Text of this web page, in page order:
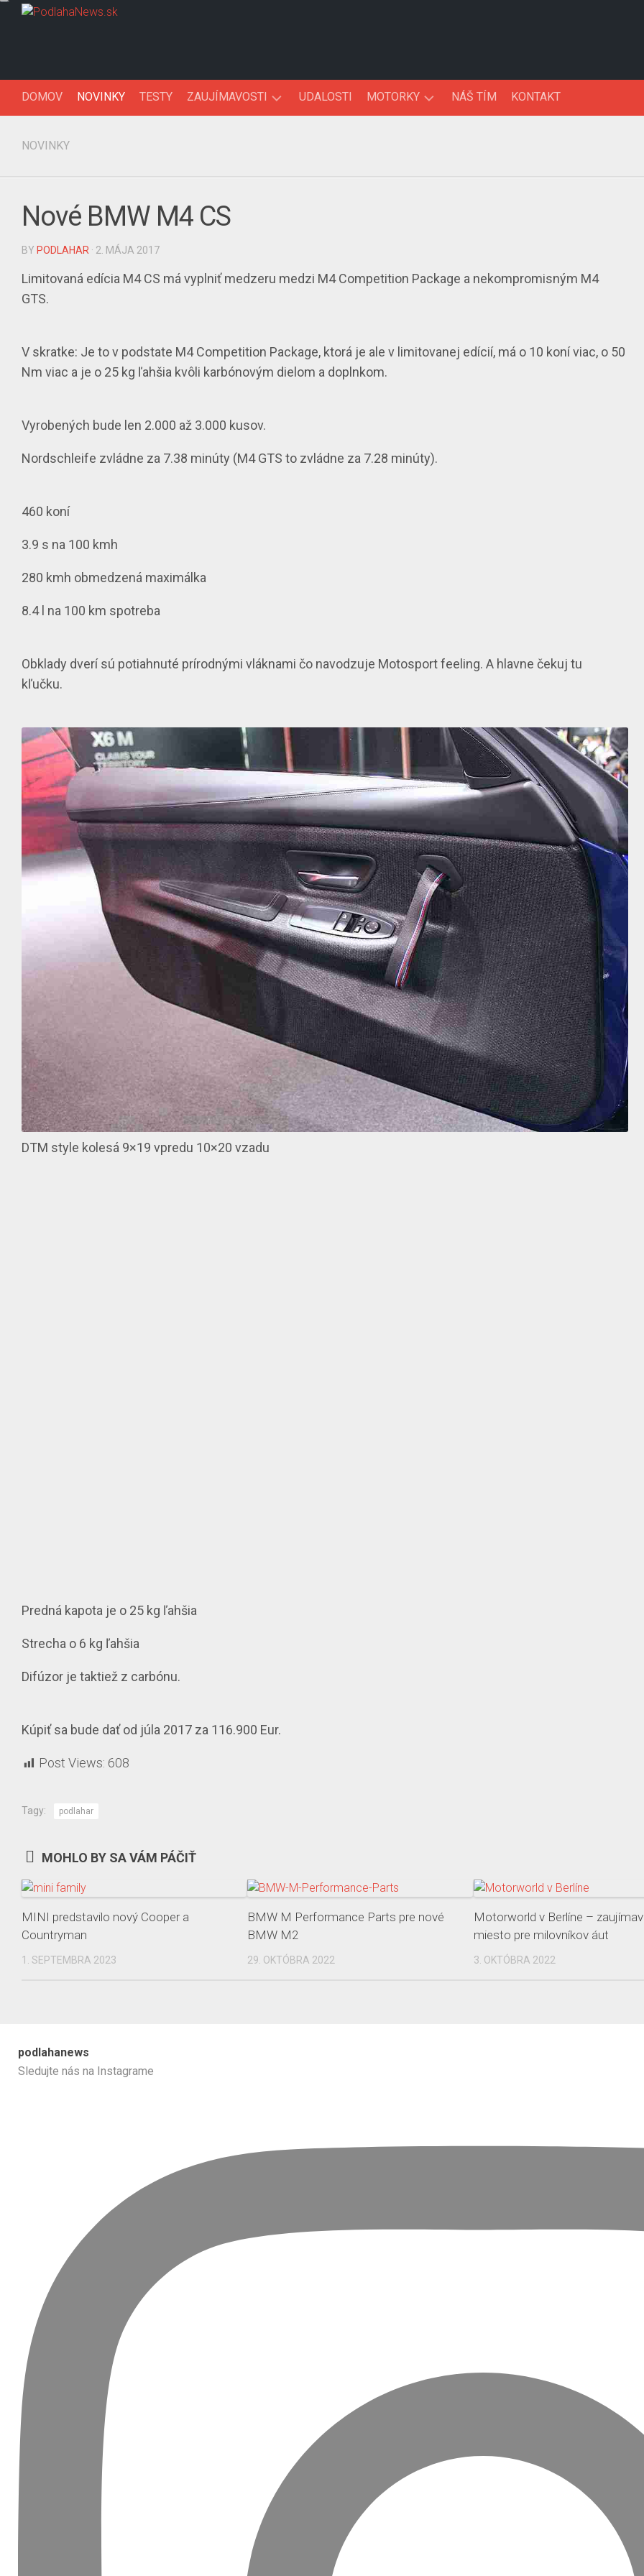
DOMOV NOVINKY TESTY ZAUJÍMAVOSTI UDALOSTI MOTORKY NÁŠ TÍM KONTAKT
NOVINKY
Nové BMW M4 CS
BY PODLAHAR · 2. MÁJA 2017
Limitovaná edícia M4 CS má vyplniť medzeru medzi M4 Competition Package a nekompromisným M4
GTS.
V skratke: Je to v podstate M4 Competition Package, ktorá je ale v limitovanej edícií, má o 10 koní viac, o 50
Nm viac a je o 25 kg ľahšia kvôli karbónovým dielom a doplnkom.
Vyrobených bude len 2.000 až 3.000 kusov.
Nordschleife zvládne za 7.38 minúty (M4 GTS to zvládne za 7.28 minúty).
460 koní
3.9 s na 100 kmh
280 kmh obmedzená maximálka
8.4 l na 100 km spotreba
Obklady dverí sú potiahnuté prírodnými vláknami čo navodzuje Motosport feeling. A hlavne čekuj tu
kľučku.
DTM style kolesá 9×19 vpredu 10×20 vzadu
Predná kapota je o 25 kg ľahšia
Strecha o 6 kg ľahšia
Difúzor je taktiež z carbónu.
Kúpiť sa bude dať od júla 2017 za 116.900 Eur.
Post Views: 608
Tagy: podlahar
MOHLO BY SA VÁM PÁČIŤ
MINI predstavilo nový Cooper a
Countryman
1. SEPTEMBRA 2023
BMW M Performance Parts pre nové
BMW M2
29. OKTÓBRA 2022
Motorworld v Berlíne –
miesto pre milovníkov áut
3. OKTÓBRA 2022
podlahanews
Sledujte nás na Instagrame